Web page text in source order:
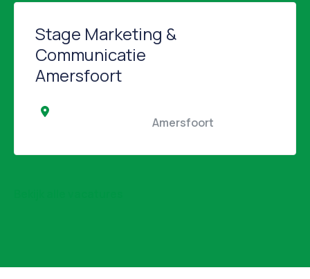
Stage Marketing &
Communicatie
Amersfoort